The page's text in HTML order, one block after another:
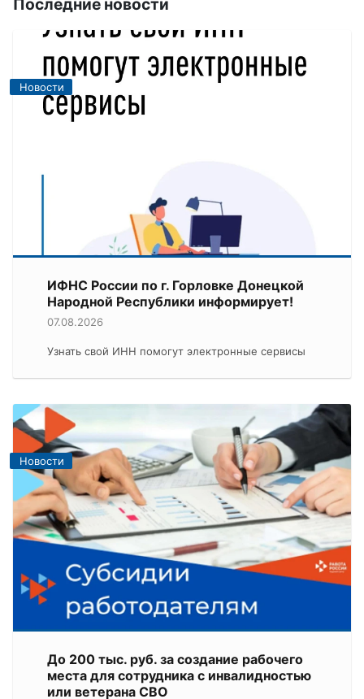
Последние новости
Новости
ИФНС России по г. Горловке Донецкой
Народной Республики информирует!
07.08.2026
Узнать свой ИНН помогут электронные сервисы
Новости
До 200 тыс. руб. за создание рабочего
места для сотрудника с инвалидностью
или ветерана СВО